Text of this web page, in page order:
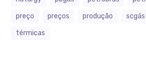
preço
preços produção scgás
térmicas